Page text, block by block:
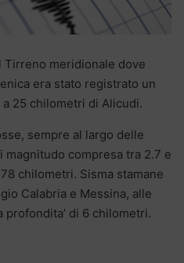
Tirreno meridionale dove
era stato registrato un
25 chilometri di Alicudi.
sempre al largo delle
magnitudo compresa tra 2.7 e
chilometri. Sisma stamane
Calabria e Messina, alle
profondita’ di 6 chilometri.